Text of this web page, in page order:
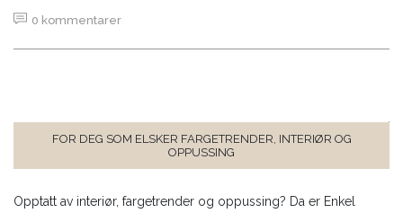
0 kommentarer
FOR DEG SOM ELSKER FARGETRENDER, INTERIØR OG
OPPUSSING
Opptatt av interiør, fargetrender og oppussing? Da er Enkel